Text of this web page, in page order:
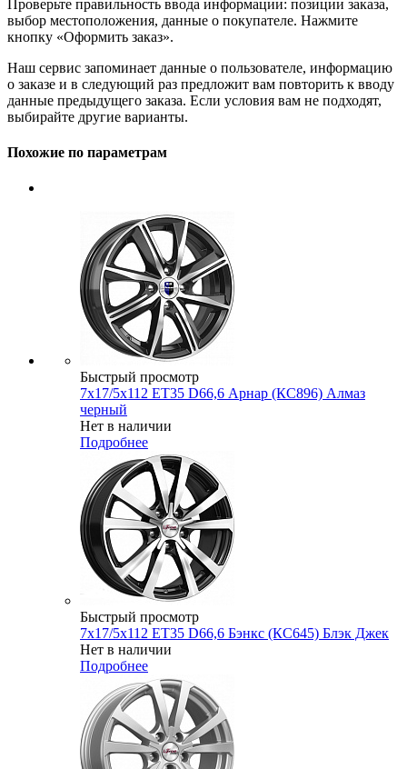
Проверьте правильность ввода информации: позиции заказа,
выбор местоположения, данные о покупателе. Нажмите
кнопку «Оформить заказ».
Наш сервис запоминает данные о пользователе, информацию
о заказе и в следующий раз предложит вам повторить к вводу
данные предыдущего заказа. Если условия вам не подходят,
выбирайте другие варианты.
Похожие по параметрам
Быстрый просмотр
7x17/5x112 ET35 D66,6 Арнар (КС896) Алмаз
черный
Нет в наличии
Подробнее
Быстрый просмотр
7x17/5x112 ET35 D66,6 Бэнкс (КС645) Блэк Джек
Нет в наличии
Подробнее